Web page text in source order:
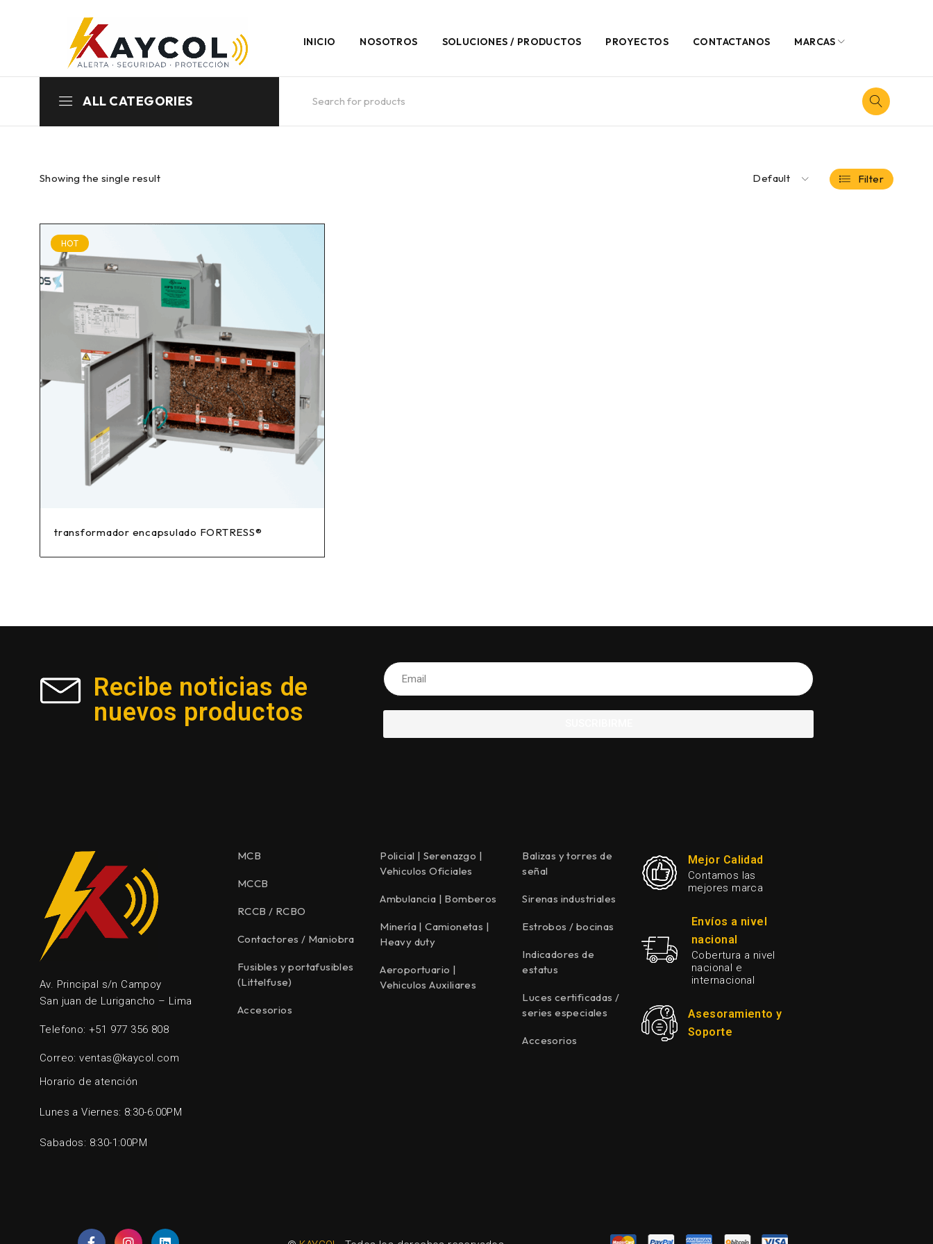
INICIO NOSOTROS SOLUCIONES / PRODUCTOS PROYECTOS CONTACTANOS MARCAS
ALL CATEGORIES
Showing the single result Default Filter
HOT
transformador encapsulado FORTRESS®
Recibe noticias de
nuevos productos
Av. Principal s/n Campoy
San juan de Lurigancho – Lima
Telefono: +51 977 356 808
Correo: ventas@kaycol.com
Horario de atención
Lunes a Viernes: 8:30-6:00PM
Sabados: 8:30-1:00PM
MCB
MCCB
RCCB / RCBO
Contactores / Maniobra
Fusibles y portafusibles
(Littelfuse)
Accesorios
Policial | Serenazgo |
Vehiculos Oficiales
Ambulancia | Bomberos
Minería | Camionetas |
Heavy duty
Aeroportuario |
Vehiculos Auxiliares
Balizas y torres de
señal
Sirenas industriales
Estrobos / bocinas
Indicadores de
estatus
Luces certificadas /
series especiales
Accesorios
Mejor Calidad
Contamos las
mejores marca
Envíos a nivel
nacional
Cobertura a nivel
nacional e
internacional
Asesoramiento y
Soporte